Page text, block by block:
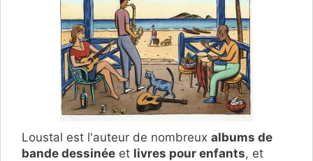
Loustal est l'auteur de nombreux albums de
bande dessinée et livres pour enfants, et